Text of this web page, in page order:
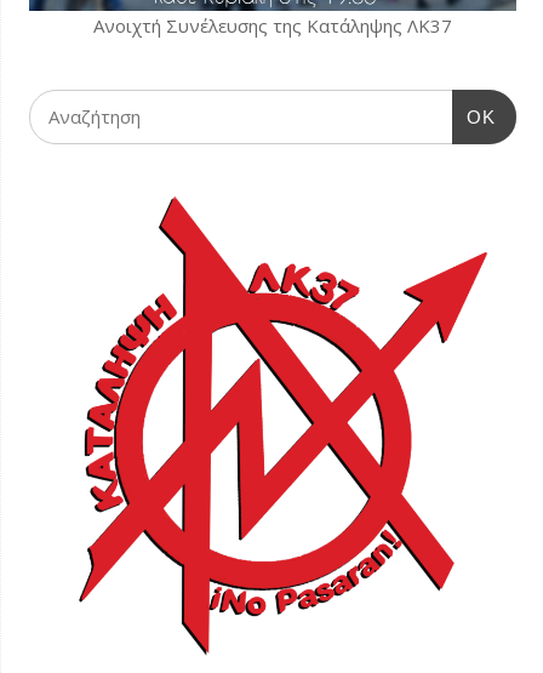
Ανοιχτή Συνέλευσης της Κατάληψης ΛΚ37
OK